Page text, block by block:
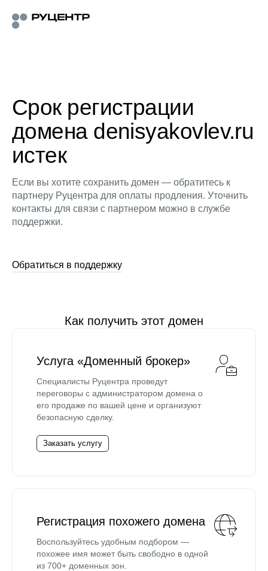
Срок регистрации
домена denisyakovlev.ru
истек
Если вы хотите сохранить домен — обратитесь к
партнеру Руцентра для оплаты продления. Уточнить
контакты для связи с партнером можно в службе
поддержки.
Обратиться в поддержку
Как получить этот домен
Услуга «Доменный брокер»
Специалисты Руцентра проведут
переговоры с администратором домена о
его продаже по вашей цене и организуют
безопасную сделку.
Заказать услугу
Регистрация похожего домена
Воспользуйтесь удобным подбором —
похожее имя может быть свободно в одной
из 700+ доменных зон.